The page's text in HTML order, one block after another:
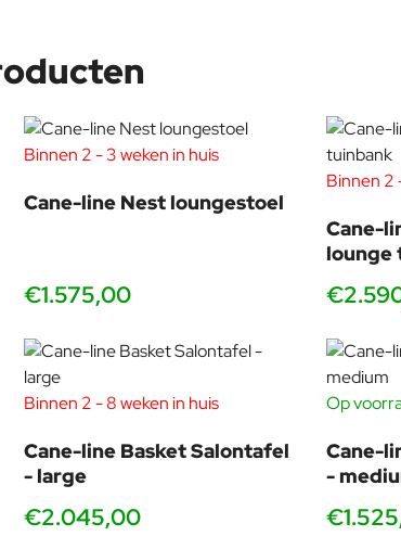
en omgeving te stimuleren. Ze streven naar de
flexibiliteit lijken de meubels kleine
Binnen 2 - 3 weken in huis
Cane-line Nest loungestoel
€1.575,00
Binnen 2
Cane-
lounge
Binnen 2 - 8 weken in huis
Cane-line Basket Salontafel
- large
€2.045,00
Op
Cane-
-